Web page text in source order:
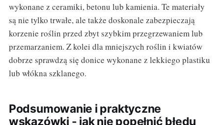
wykonane z ceramiki, betonu lub kamienia. Te materiały
są nie tylko trwałe, ale także doskonale zabezpieczają
korzenie roślin przed zbyt szybkim przegrzewaniem lub
przemarzaniem. Z kolei dla mniejszych roślin i kwiatów
dobrze sprawdzą się donice wykonane z lekkiego plastiku
lub włókna szklanego.
Podsumowanie i praktyczne
wskazówki - jak nie popełnić błędu